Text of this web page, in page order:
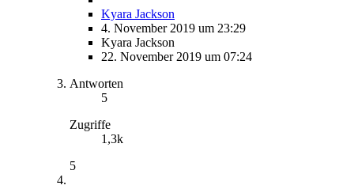
Kyara Jackson
4. November 2019 um 23:29
Kyara Jackson
22. November 2019 um 07:24
Antworten
5
Zugriffe
1,3k
5